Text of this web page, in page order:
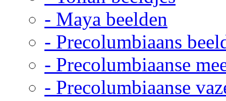
- Maya beelden
- Precolumbiaans
- Precolumbiaanse
- Precolumbiaanse